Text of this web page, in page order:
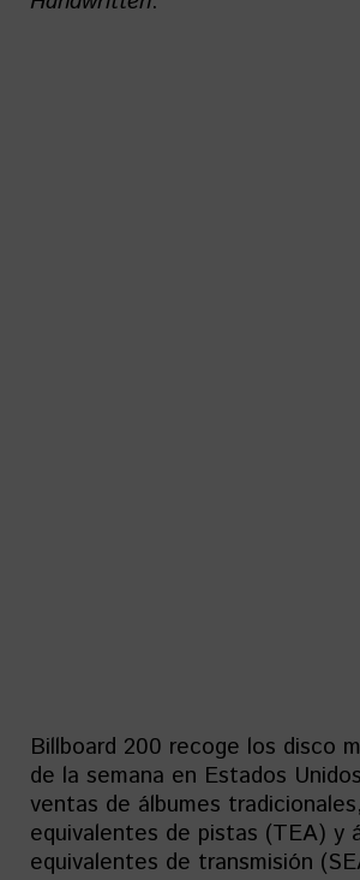
Billboard 200 recoge los disco
de la semana en Estados
ventas de álbumes
equivalentes de pistas (TEA) y
equivalentes de transmisión